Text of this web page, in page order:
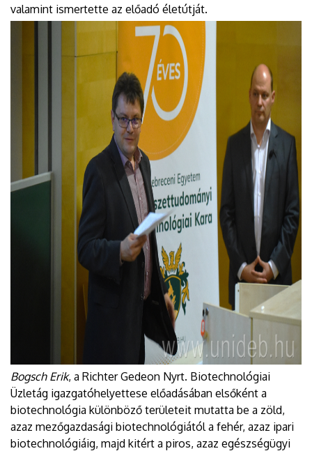
valamint ismertette az előadó életútját.
Bogsch Erik, a Richter Gedeon Nyrt. Biotechnológiai
Üzletág igazgatóhelyettese előadásában elsőként a
biotechnológia különböző területeit mutatta be a zöld,
azaz mezőgazdasági biotechnológiától a fehér, azaz ipari
biotechnológiáig, majd kitért a piros, azaz egészségügyi